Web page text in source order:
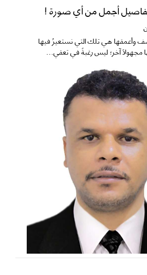
أجمل من أي صورة !
وأعمقها هي تلك التي نستعيرُ فيها
مجهولاً آخر؛ ليس رغبةً في تعقي...